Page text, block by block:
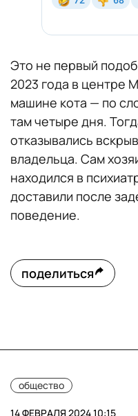
Это не первый
2023 года в центре
машине кота — по
там четыре дня.
отказывались
владельца. Сам
находился в
доставили после
поведение.
поделиться
общество
14 ФЕВРАЛЯ 2024 10:15